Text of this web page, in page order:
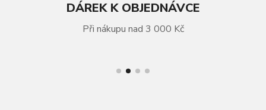
DÁREK K OBJEDNÁVCE
Při nákupu nad 3 000 Kč